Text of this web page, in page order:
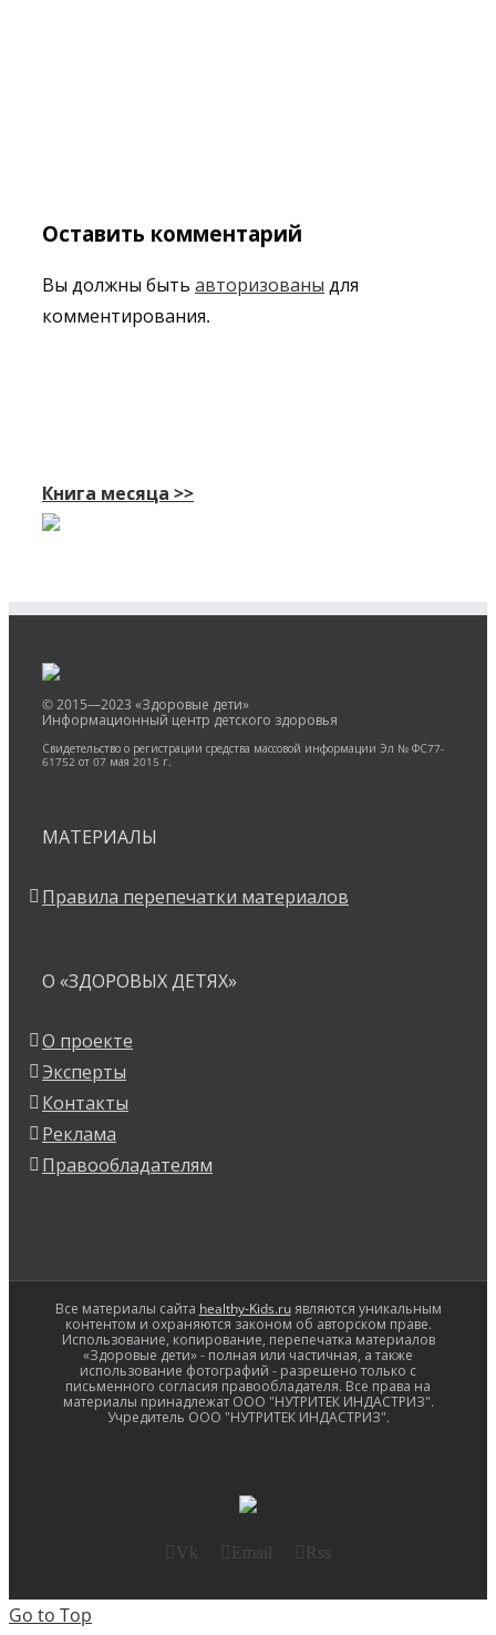
Оставить комментарий
Вы должны быть авторизованы для
комментирования.
Книга месяца >>
© 2015—2023 «Здоровые дети»
Информационный центр детского здоровья
Свидетельство о регистрации средства массовой информации Эл № ФС77-
61752 от 07 мая 2015 г.
МАТЕРИАЛЫ
Правила перепечатки материалов
О «ЗДОРОВЫХ ДЕТЯХ»
О проекте
Эксперты
Контакты
Реклама
Правообладателям
Все материалы сайта healthy-Kids.ruявляются уникальным
контентом и охраняются законом об авторском праве.
Использование, копирование, перепечатка материалов
«Здоровые дети» - полная или частичная, а также
использование фотографий - разрешено только с
письменного согласия правообладателя. Все права на
материалы принадлежат ООО "НУТРИТЕК ИНДАСТРИЗ".
Учредитель ООО "НУТРИТЕК ИНДАСТРИЗ".
Vk Email Rss
Go to Top